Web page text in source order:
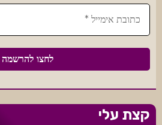
קצת עלי